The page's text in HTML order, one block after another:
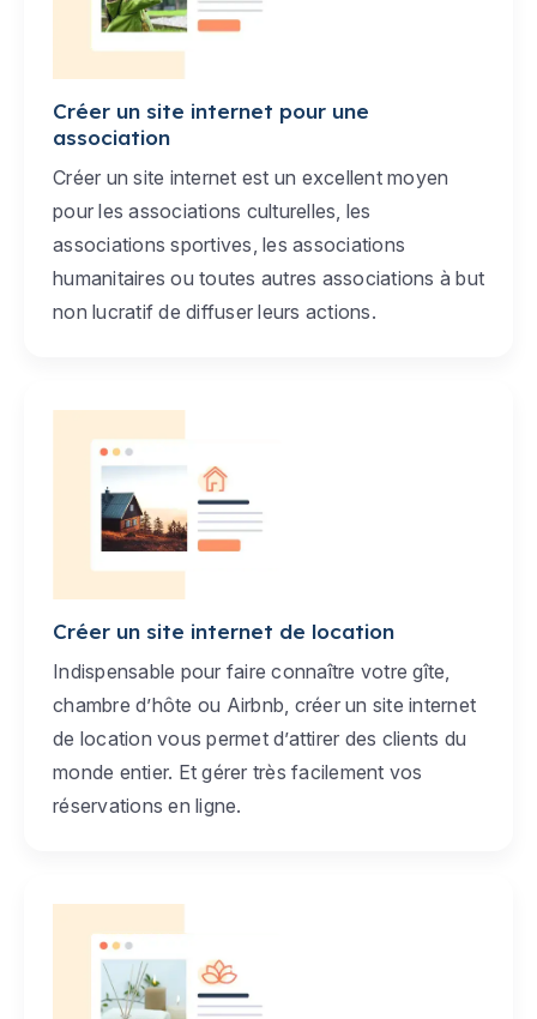
Créer un site internet pour une
association
Créer un site internet est un excellent moyen
pour les associations culturelles, les
associations sportives, les associations
humanitaires ou toutes autres associations à but
non lucratif de diffuser leurs actions.
Créer un site internet de location
Indispensable pour faire connaître votre gîte,
chambre d’hôte ou Airbnb, créer un site internet
de location vous permet d’attirer des clients du
monde entier. Et gérer très facilement vos
réservations en ligne.